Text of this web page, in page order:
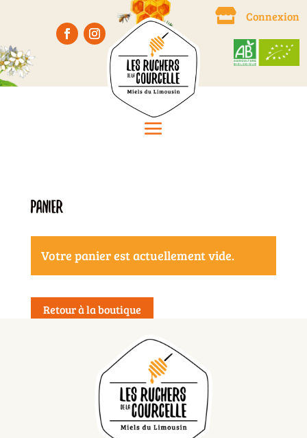
 Connexion
Panier
Votre panier est actuellement vide.
Retour à la boutique